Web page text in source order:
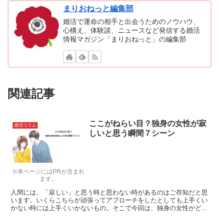
まりおねっと編集部
婚活で運命の相手と出会うためのノウハウ、
心構え、体験談、ニュースなど発信する婚活
情報マガジン「まりおねっと」の編集部
関連記事
※本ページにはPRが含まれ
ます。
婚活コラム
ここがねらい目？独身の女性が寂
しいと思う瞬間７シーン
人間には、「寂しい」と思う時と思わない時があるのはご存知だと思
います。いくらこちらが頑張ってアプローチをしたとしても上手くい
かない時には上手くいかないもの。そこで今回は、独身の女性がどの